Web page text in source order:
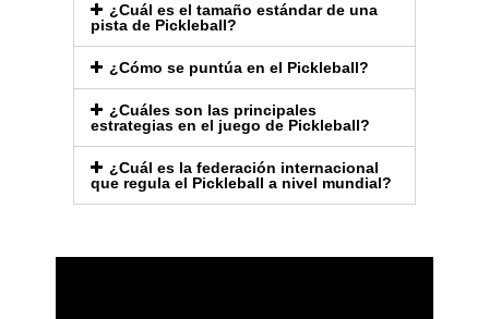
¿Cuál es el tamaño estándar de una
pista de Pickleball?
¿Cómo se puntúa en el Pickleball?
¿Cuáles son las principales
estrategias en el juego de Pickleball?
¿Cuál es la federación internacional
que regula el Pickleball a nivel mundial?